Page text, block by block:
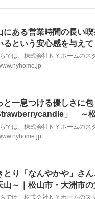
にある営業時間の長い
るという安心感を与え
不動産なら株式会社NY
と一息つける優しさに
」 ～
不動産なら株式会社NY
とり「なんやかや」さ
山～｜松山市・大洲市